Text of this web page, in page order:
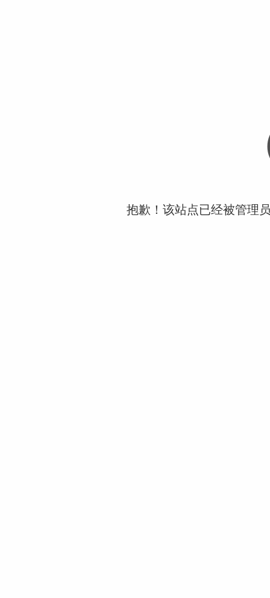
抱歉！该站点已经被管理